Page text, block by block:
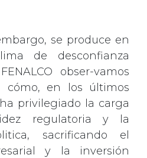
se produce en
de desconfianza
obser-vamos
cómo, en los últimos
privilegiado la carga
regulatoria y la
sacrificando el
y la inversión